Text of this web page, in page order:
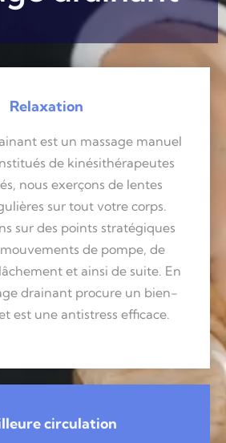
Relaxation
est un massage manuel
de kinésithérapeutes
nous exerçons de lentes
sur tout votre corps.
sur des points stratégiques
de pompe, de
et ainsi de suite. En
drainant procure un bien-
est une antistress efficace.
circulation